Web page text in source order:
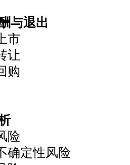
与退出
市
让
购
险
定性风险